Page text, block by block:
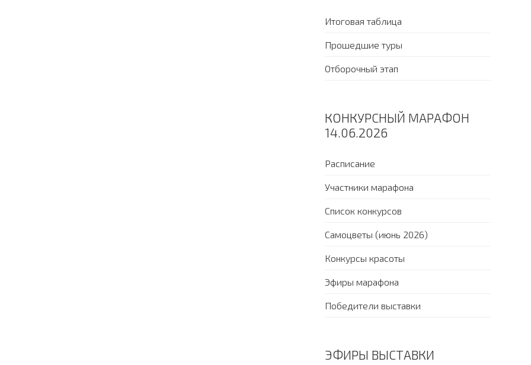
Итоговая таблица
Прошедшие туры
Отборочный этап
КОНКУРСНЫЙ МАРАФОН
14.06.2026
Расписание
Участники марафона
Список конкурсов
Самоцветы (июнь 2026)
Конкурсы красоты
Эфиры марафона
Победители выставки
ЭФИРЫ ВЫСТАВКИ